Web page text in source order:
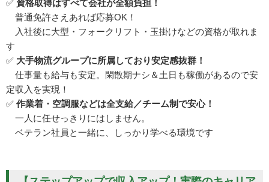
✅ 資格取得はすべて会社が全額負担！
普通免許さえあれば応募OK！
入社後に大型・フォークリフト・玉掛けなどの資格が取れま
す
✅ 大手物流グループに所属しており安定感抜群！
仕事量も給与も安定。閑散期ナシ＆土日も稼働があるので安
定収入を実現！
✅ 作業着・空調服などは全支給／チーム制で安心！
一人に任せっきりにはしません。
ベテラン社員と一緒に、しっかり学べる環境です